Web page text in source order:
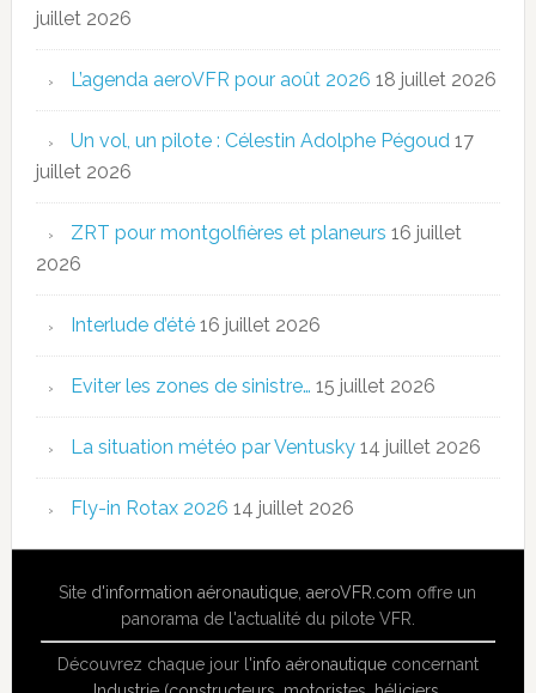
juillet 2026
L’agenda aeroVFR pour août 2026 18 juillet 2026
Un vol, un pilote : Célestin Adolphe Pégoud 17
juillet 2026
ZRT pour montgolfières et planeurs 16 juillet
2026
Interlude d’été 16 juillet 2026
Eviter les zones de sinistre… 15 juillet 2026
La situation météo par Ventusky 14 juillet 2026
Fly-in Rotax 2026 14 juillet 2026
Site d'information aéronautique ,aeroVFR.com offre un
panorama de l'actualité du pilote VFR.
Découvrez chaque jour l'info aéronautiqueconcernant